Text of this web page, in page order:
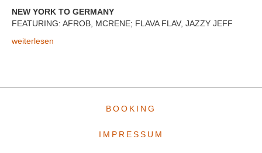
NEW YORK TO GERMANY
FEATURING: AFROB, MCRENE; FLAVA FLAV, JAZZY JEFF
VIDEO: DJ TOMEKK vs GRANDMASTER FLASH
weiterlesen
BOOKING
IMPRESSUM